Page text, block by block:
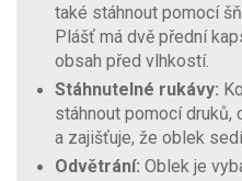
také stáhnout pomocí
Plášť má dvě přední
obsah před vlhkostí.
Stáhnutelné rukávy:
stáhnout pomocí druků,
a zajišťuje, že oblek
Odvětrání: Oblek je